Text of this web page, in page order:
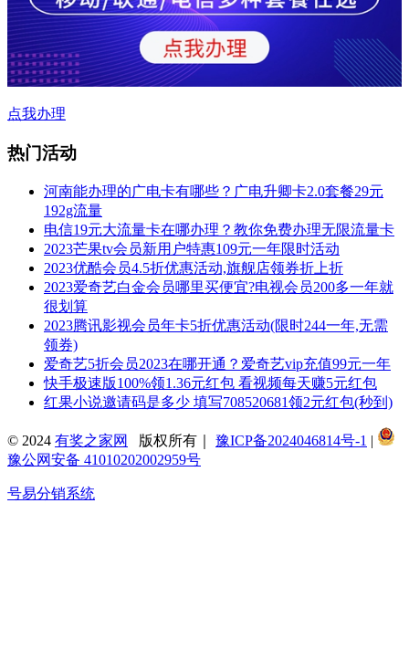
点我办理
热门活动
河南能办理的广电卡有哪些？广电升卿卡2.0套餐29元
192g流量
电信19元大流量卡在哪办理？教你免费办理无限流量卡
2023芒果tv会员新用户特惠109元一年限时活动
2023优酷会员4.5折优惠活动,旗舰店领券折上折
2023爱奇艺白金会员哪里买便宜?电视会员200多一年就
很划算
2023腾讯影视会员年卡5折优惠活动(限时244一年,无需
领券)
爱奇艺5折会员2023在哪开通？爱奇艺vip充值99元一年
快手极速版100%领1.36元红包 看视频每天赚5元红包
红果小说邀请码是多少 填写708520681领2元红包(秒到)
© 2024 有奖之家网 版权所有｜ 豫ICP备2024046814号-1 |
豫公网安备 41010202002959号
号易分销系统